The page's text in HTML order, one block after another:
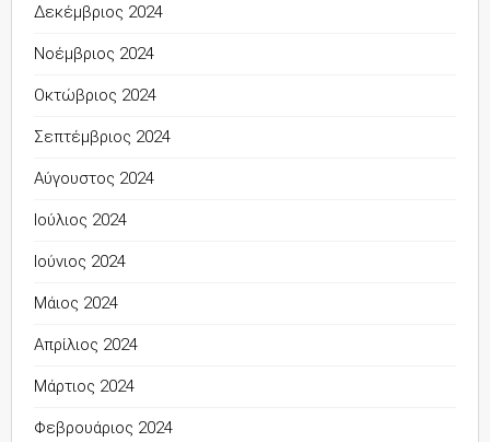
Δεκέμβριος 2024
Νοέμβριος 2024
Οκτώβριος 2024
Σεπτέμβριος 2024
Αύγουστος 2024
Ιούλιος 2024
Ιούνιος 2024
Μάιος 2024
Απρίλιος 2024
Μάρτιος 2024
Φεβρουάριος 2024